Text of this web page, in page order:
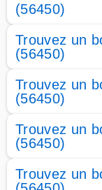
(56450)
Trouvez un
(56450)
Trouvez un
(56450)
Trouvez un
(56450)
Trouvez un